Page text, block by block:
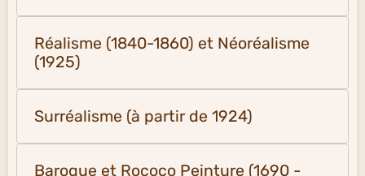
Réalisme (1840-1860) et Néoréalisme
(1925)
Surréalisme (à partir de 1924)
Baroque et Rococo Peinture (1690 -